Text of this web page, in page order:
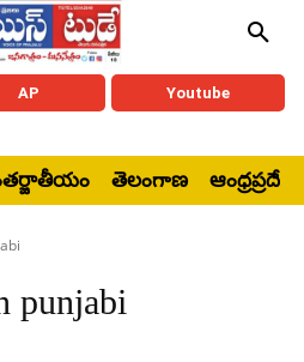
AP Youtube
తెలంగాణ ఆంధ్రప్రదేశ్
punjabi